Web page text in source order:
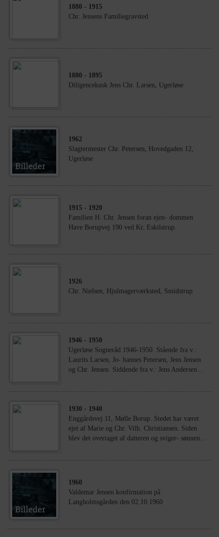
1880 - 1915
Chr. Jensens Familiegravsted
1880 - 1895
Diligencekusk Jens Chr. Larsen, Ugerløse
1962
Slagtermester Chr. Petersen, Hovedgaden 12,
Ugerløse
1915 - 1920
Familien H. Chr. Jensen foran ejen- dommen
Have Borupvej 190 ved Kr. Eskilstrup.
1926
Chr. Nielsen, Hjulmagerværksted, Smidstrup
1946 - 1950
Ugerløse Sogneråd 1946-1950. Stående fra v.:
Laurits Larsen, Jo- hannes Petersen, Jens Jensen
og Chr. Jensen. Siddende fra v.: Jens Andersen...
1930 - 1940
Enggårdsvej 11, Mølle Borup. Stedet har været
ejet af Marie og Chr. Vilh. Christiansen. Siden
blev det overtaget af datteren og sviger- sønnen...
1960
Valdemar Jensen konfirmation på
Langholmsgården den 02.10.1960